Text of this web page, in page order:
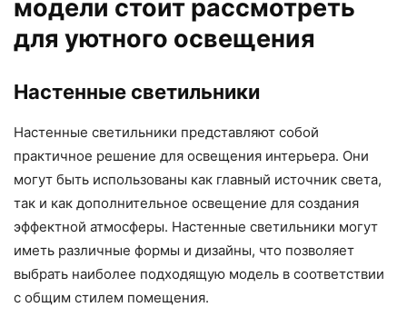
модели стоит рассмотреть
для уютного освещения
Настенные светильники
Настенные светильники представляют собой
практичное решение для освещения интерьера. Они
могут быть использованы как главный источник света,
так и как дополнительное освещение для создания
эффектной атмосферы. Настенные светильники могут
иметь различные формы и дизайны, что позволяет
выбрать наиболее подходящую модель в соответствии
с общим стилем помещения.